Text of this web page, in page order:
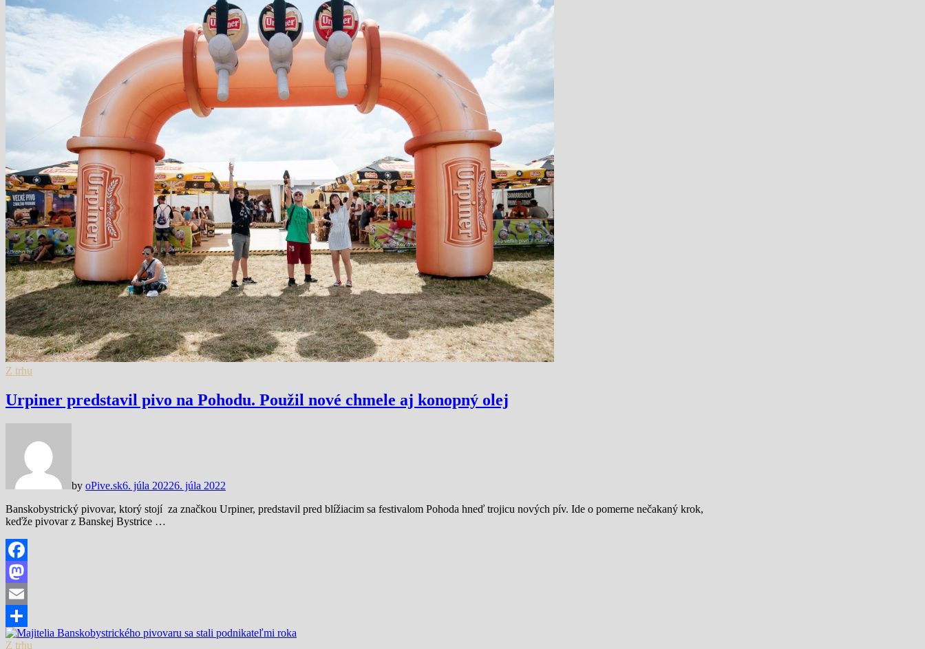
Share
Z trhu
Urpiner predstavil pivo na Pohodu. Použil nové chmele aj konopný olej
by oPive.sk6. júla 20226. júla 2022
Banskobystrický pivovar, ktorý stojí za značkou Urpiner, predstavil pred blížiacim sa festivalom Pohoda hneď trojicu nových pív. Ide o pomerne nečakaný krok,
keďže pivovar z Banskej Bystrice …
Facebook
Mastodon
Email
Share
Z trhu